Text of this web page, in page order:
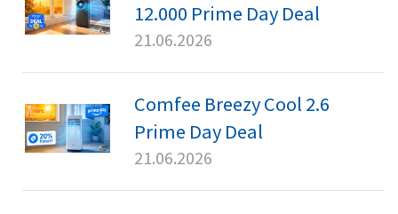
12.000 Prime Day Deal
21.06.2026
Comfee Breezy Cool 2.6
Prime Day Deal
21.06.2026